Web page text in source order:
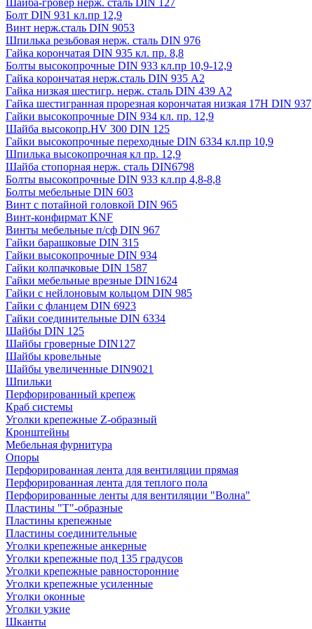
Шайба-гровер нерж. сталь DIN 127
Болт DIN 931 кл.пр 12,9
Винт нерж.сталь DIN 9053
Шпилька резьбовая нерж. сталь DIN 976
Гайка корончатая DIN 935 кл. пр. 8,8
Болты высокопрочные DIN 933 кл.пр 10,9-12,9
Гайка корончатая нерж.сталь DIN 935 А2
Гайка низкая шестигр. нерж. сталь DIN 439 А2
Гайка шестигранная прорезная корончатая низкая 17H DIN 937
Гайки высокопрочные DIN 934 кл. пр. 12,9
Шайба высокопр.HV 300 DIN 125
Гайки высокопрочные переходные DIN 6334 кл.пр 10,9
Шпилька высокопрочная кл пр. 12,9
Шайба стопорная нерж. сталь DIN6798
Болты высокопрочные DIN 933 кл.пр 4,8-8,8
Болты мебельные DIN 603
Винт с потайной головкой DIN 965
Винт-конфирмат KNF
Винты мебельные п/сф DIN 967
Гайки барашковые DIN 315
Гайки высокопрочные DIN 934
Гайки колпачковые DIN 1587
Гайки мебельные врезные DIN1624
Гайки с нейлоновым кольцом DIN 985
Гайки с фланцем DIN 6923
Гайки соединительные DIN 6334
Шайбы DIN 125
Шайбы гроверные DIN127
Шайбы кровельные
Шайбы увеличенные DIN9021
Шпильки
Перфорированный крепеж
Краб системы
Уголки крепежные Z-образный
Кронштейны
Мебельная фурнитура
Опоры
Перфорированная лента для вентиляции прямая
Перфорированная лента для теплого пола
Перфорированные ленты для вентиляции "Волна"
Пластины "Т"-образные
Пластины крепежные
Пластины соединительные
Уголки крепежные анкерные
Уголки крепежные под 135 градусов
Уголки крепежные равносторонние
Уголки крепежные усиленные
Уголки оконные
Уголки узкие
Шканты